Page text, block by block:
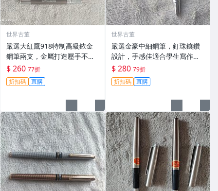
世界古董
嚴選大紅鷹918特制高級銥金
鋼筆兩支，金屬打造壓手不
累，細膩鋒毫順滑書寫。收藏
佳品！ 大紅鷹 918 鏡面 鋰
$ 260 77折
折扣碼 直購
世界古董
嚴選金豪中細鋼筆，釘珠鑲鑽
設計，手感佳適合學生寫作業
記筆記 金屬覆漆材質 金豪 中
細 鋪珠
$ 280 79折
折扣碼 直購